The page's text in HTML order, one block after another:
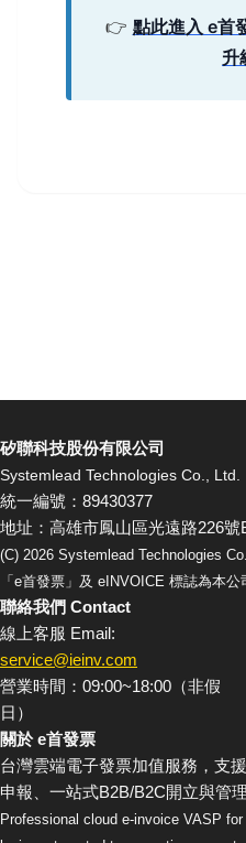
👉 點此進入 e首
升
矽聯科技股份有限公司
Systemlead Technologies Co., Ltd.
統一編號：89430377
地址：高雄市鳳山區光遠路226號
(C) 2026 Systemlead Technologies
「e首發票」及 eINVOICE 標誌為本公
聯絡我們 Contact
線上客服 Email:
service@ieinv.com
營業時間：09:00~18:00（非假
日）
關於 e首發票
台灣雲端電子發票加值服務，支
申報、一站式B2B/B2C開立與管理
Professional cloud e-invoice VASP